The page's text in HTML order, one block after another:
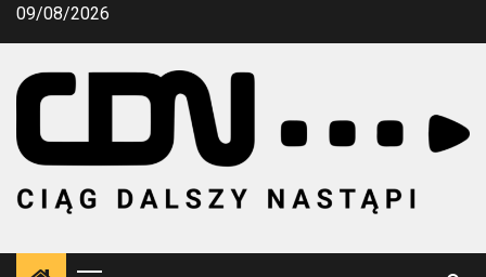
Przejdź
09/08/2026